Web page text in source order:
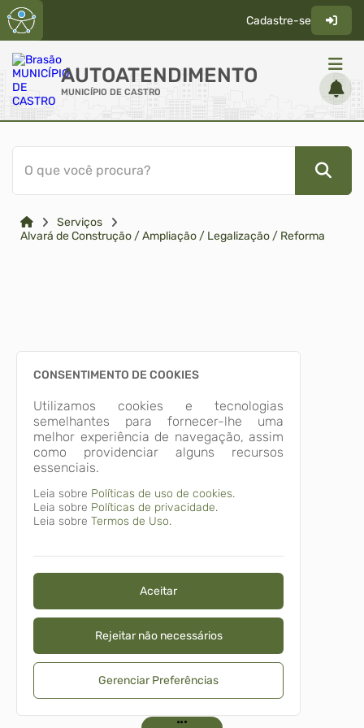
Cadastre-se
AUTOATENDIMENTO
MUNICÍPIO DE CASTRO
ACESSO RÁPIDO
Acessibilidade
Diário Oficial
O que você procura?
Serviços
Alvará de Construção / Ampliação / Legalização / Reforma
CONSENTIMENTO DE COOKIES
Utilizamos cookies e tecnologias
semelhantes para fornecer-lhe uma
melhor experiência de navegação, assim
como providenciar alguns recursos
essenciais.
Leia sobre Políticas de uso de cookies.
Leia sobre Políticas de privacidade.
Leia sobre Termos de Uso.
Aceitar
Rejeitar não necessários
Gerenciar Preferências